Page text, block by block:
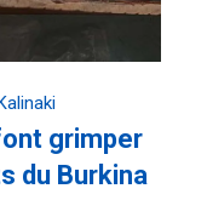
grimper
du Burkina